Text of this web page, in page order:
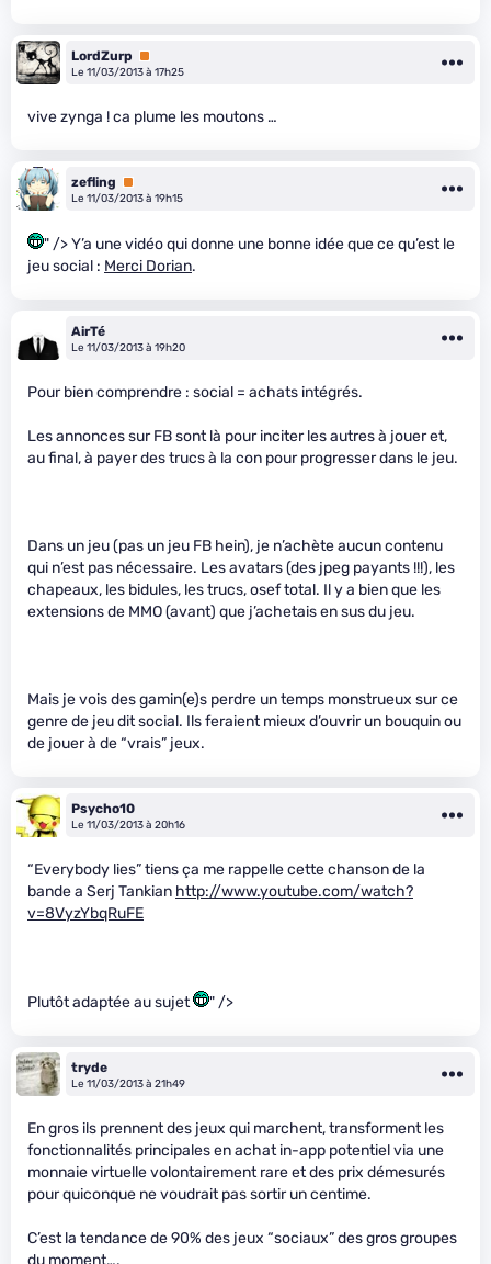
LordZurp
Premium
Le 11/03/2013 à 17h25
vive zynga ! ca plume les moutons …
zefling
Premium
Le 11/03/2013 à 19h15
" /> Y’a une vidéo qui donne une bonne idée que ce qu’est le
jeu social : Merci Dorian.
AirTé
Le 11/03/2013 à 19h20
Pour bien comprendre : social = achats intégrés.
Les annonces sur FB sont là pour inciter les autres à jouer et,
au final, à payer des trucs à la con pour progresser dans le jeu.
Dans un jeu (pas un jeu FB hein), je n’achète aucun contenu
qui n’est pas nécessaire. Les avatars (des jpeg payants !!!), les
chapeaux, les bidules, les trucs, osef total. Il y a bien que les
extensions de MMO (avant) que j’achetais en sus du jeu.
Mais je vois des gamin(e)s perdre un temps monstrueux sur ce
genre de jeu dit social. Ils feraient mieux d’ouvrir un bouquin ou
de jouer à de “vrais” jeux.
Psycho10
Le 11/03/2013 à 20h16
“Everybody lies” tiens ça me rappelle cette chanson de la
bande a Serj Tankian http://www.youtube.com/watch?
v=8VyzYbqRuFE
Plutôt adaptée au sujet " />
tryde
Le 11/03/2013 à 21h49
En gros ils prennent des jeux qui marchent, transforment les
fonctionnalités principales en achat in-app potentiel via une
monnaie virtuelle volontairement rare et des prix démesurés
pour quiconque ne voudrait pas sortir un centime.
C’est la tendance de 90% des jeux “sociaux” des gros groupes